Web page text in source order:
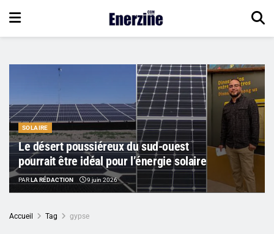
SOLAIRE
Le désert poussiéreux du sud-ouest
pourrait être idéal pour l’énergie solaire
PARLA RÉDACTION 9 juin 2026
Accueil Tag gypse